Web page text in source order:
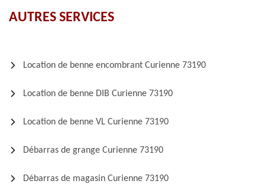
AUTRES SERVICES
Location de benne encombrant Curienne 73190
Location de benne DIB Curienne 73190
Location de benne VL Curienne 73190
Débarras de grange Curienne 73190
Débarras de magasin Curienne 73190